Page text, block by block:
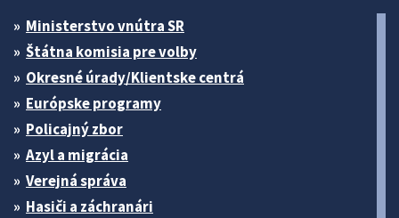
Ministerstvo vnútra SR
Štátna komisia pre volby
Okresné úrady/Klientske centrá
Európske programy
Policajný zbor
Azyl a migrácia
Verejná správa
Hasiči a záchranári